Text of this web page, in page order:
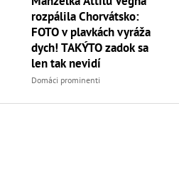
rozpálila Chorvátsko:
FOTO v plavkách vyráža
dych! TAKÝTO zadok sa
len tak nevidí
Domáci prominenti